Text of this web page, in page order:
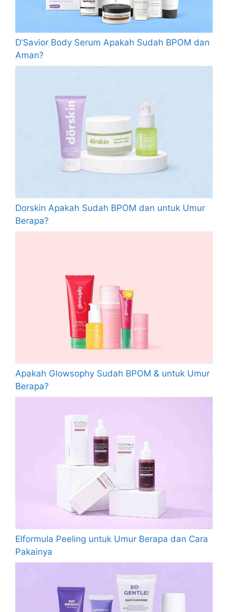
D’Savior Body Serum Apakah Sudah BPOM dan
Aman?
Dorskin Apakah Sudah BPOM dan untuk Umur
Berapa?
Apakah Glowsophy Sudah BPOM & untuk Umur
Berapa?
Elformula Peeling untuk Umur Berapa dan Cara
Pakainya